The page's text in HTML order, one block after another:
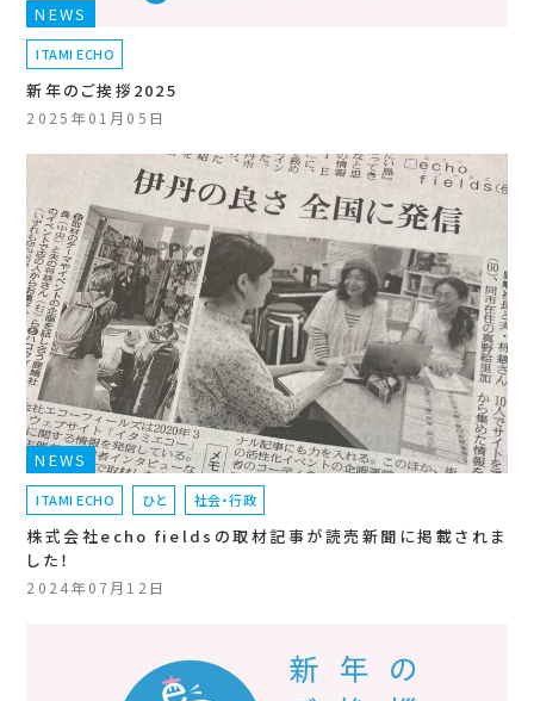
NEWS
ITAMI ECHO
新年のご挨拶2025
2025年01月05日
NEWS
ITAMI ECHO ひと 社会・行政
株式会社echo fieldsの取材記事が読売新聞に掲載されま
した！
2024年07月12日